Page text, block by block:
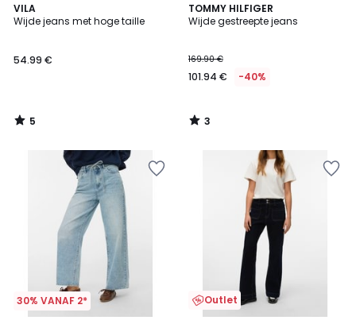
VILA
Wijde jeans met hoge taille
54.99 €
5
/
5
/
TOMMY HILFIGER
Wijde gestreepte jeans
169.90 €
101.94 € -40%
3
/
3
/
30% VANAF 2* Outlet